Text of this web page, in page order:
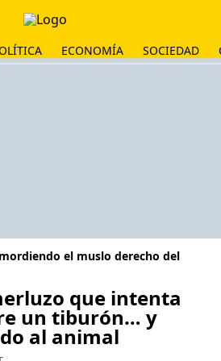
ECONOMÍA SOCIEDAD
el muslo derecho del
que intenta
un tiburón… y
al animal